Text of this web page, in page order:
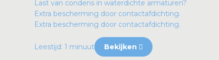
Last van condens in waterdichte armaturen?
Extra bescherming door contactafdichting.
Extra bescherming door contactafdichting.
Leestijd: 1 minuut Bekijken